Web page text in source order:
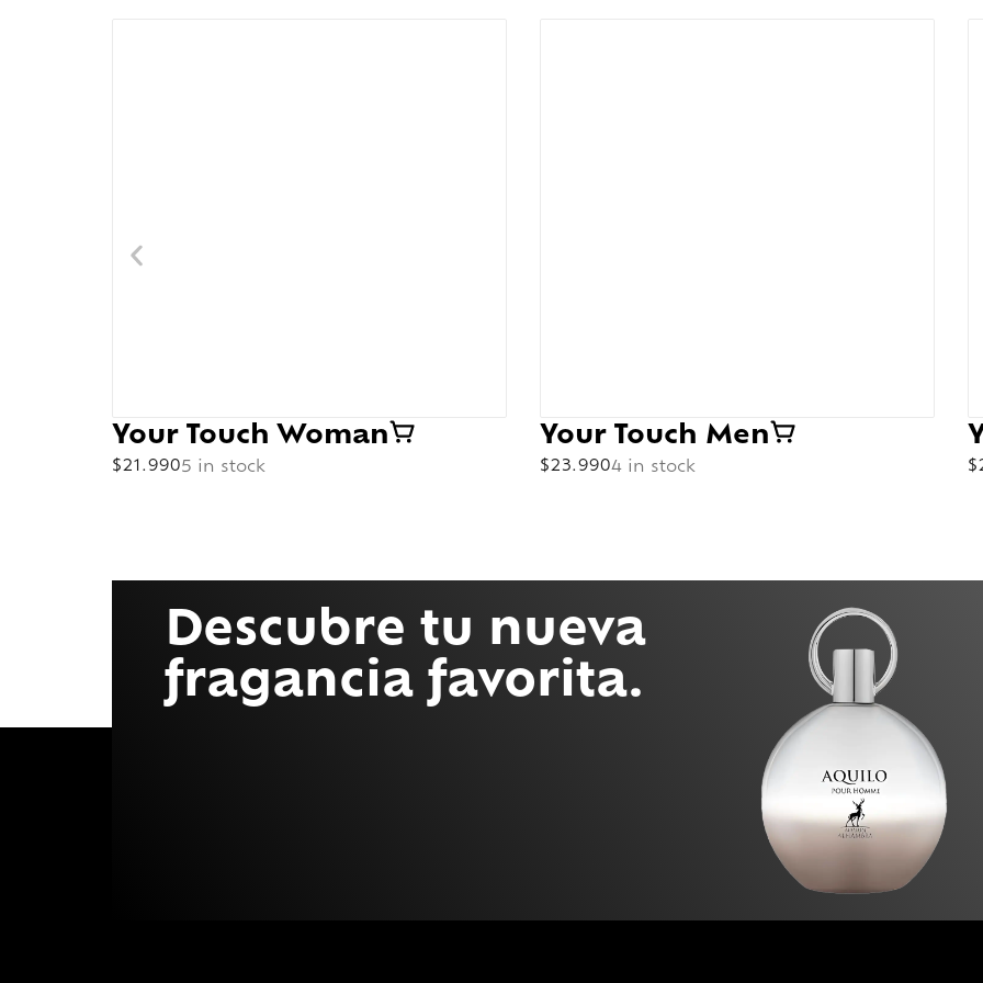
Your Touch Woman
$21.9905 in stock
Your Touch Men
$23.9904 in stock $
Descubre tu nueva
fragancia favorita.